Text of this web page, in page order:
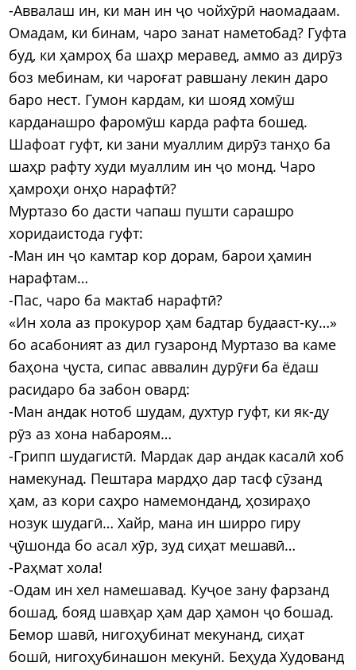
-Аввалаш ин, ки ман ин ҷо чойхӯрӣ наомадаам.
Омадам, ки бинам, чаро занат наметобад? Гуфта
буд, ки ҳамроҳ ба шаҳр меравед, аммо аз дирӯз
боз мебинам, ки чароғат равшану лекин даро
баро нест. Гумон кардам, ки шояд хомӯш
карданашро фаромӯш карда рафта бошед.
Шафоат гуфт, ки зани муаллим дирӯз танҳо ба
шаҳр рафту худи муаллим ин ҷо монд. Чаро
ҳамроҳи онҳо нарафтӣ?
Муртазо бо дасти чапаш пушти сарашро
хоридаистода гуфт:
-Ман ин ҷо камтар кор дорам, барои ҳамин
нарафтам…
-Пас, чаро ба мактаб нарафтӣ?
«Ин хола аз прокурор ҳам бадтар будааст-ку…»
бо асабоният аз дил гузаронд Муртазо ва каме
баҳона ҷуста, сипас аввалин дурӯғи ба ёдаш
расидаро ба забон овард:
-Ман андак нотоб шудам, духтур гуфт, ки як-ду
рӯз аз хона набароям…
-Грипп шудагистӣ. Мардак дар андак касалӣ хоб
намекунад. Пештара мардҳо дар тасф сӯзанд
ҳам, аз кори саҳро намемонданд, ҳозираҳо
нозук шудагӣ… Хайр, мана ин ширро гиру
ҷӯшонда бо асал хӯр, зуд сиҳат мешавӣ…
-Раҳмат хола!
-Одам ин хел намешавад. Куҷое зану фарзанд
бошад, бояд шавҳар ҳам дар ҳамон ҷо бошад.
Бемор шавӣ, нигоҳубинат мекунанд, сиҳат
бошӣ, нигоҳубинашон мекунӣ. Беҳуда Худованд